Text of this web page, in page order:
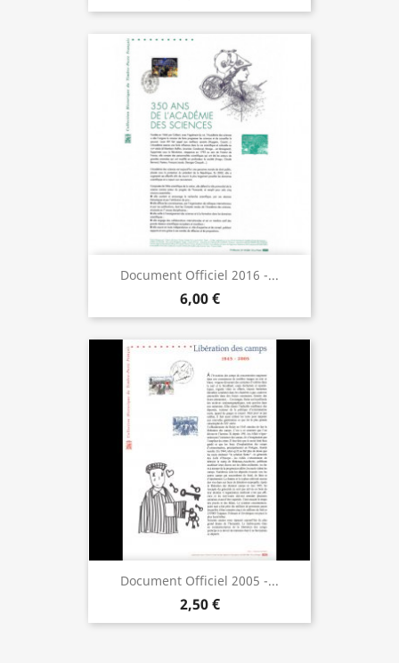
Document Officiel 2016 -...
6,00 €
Document Officiel 2005 -...
2,50 €